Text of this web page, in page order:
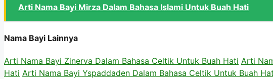
Arti Nama Bayi Mirza Dalam Bahasa Islami Untuk Buah Hati
Nama Bayi Lainnya
Arti Nama Bayi Zinerva Dalam Bahasa Celtik Untuk Buah Hati Arti
Hati Arti Nama Bayi Yspaddaden Dalam Bahasa Celtik Untuk Buah